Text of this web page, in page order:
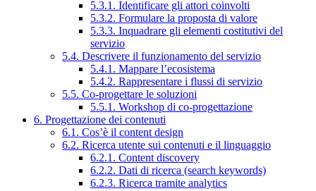
5.3.1. Identificare gli attori coinvolti
5.3.2. Formulare la proposta di valore
5.3.3. Inquadrare gli elementi costitutivi del
servizio
5.4. Descrivere il funzionamento del servizio
5.4.1. Mappare l’ecosistema
5.4.2. Rappresentare i flussi di servizio
5.5. Co-progettare le soluzioni
5.5.1. Workshop di co-progettazione
6. Progettazione dei contenuti
6.1. Cos’è il content design
6.2. Ricerca utente sui contenuti e il linguaggio
6.2.1. Content discovery
6.2.2. Dati di ricerca (search keywords)
6.2.3. Ricerca tramite analytics